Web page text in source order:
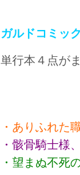
ガルドコミッ
単行本４点が
・ありふれた
・骸骨騎士様
・望まぬ不